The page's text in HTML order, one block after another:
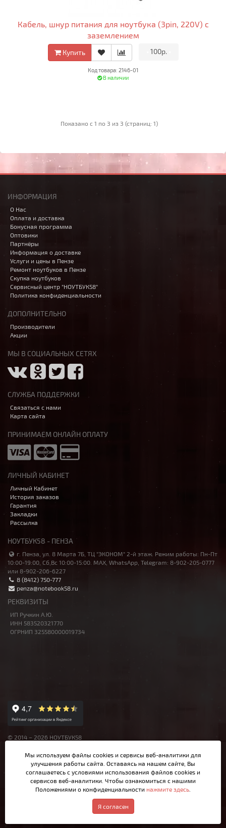
Кабель, шнур питания для ноутбука (3pin, 220V) с
заземлением
Купить 100р.
Код товара: 2146-01
В наличии
Показано с 1 по 3 из 3 (страниц: 1)
ИНФОРМАЦИЯ
О Нас
Оплата и доставка
Бонусная программа
Оптовики
Партнёры
Информация о доставке
Услуги и цены в Пензе
Ремонт ноутбуков в Пензе
Скупка ноутбуков
Сервисный центр "НОУТБУК58"
Политика конфиденциальности
ДОПОЛНИТЕЛЬНО
Производители
Акции
МЫ В СОЦИАЛЬНЫХ СЕТЯХ
СЛУЖБА ПОДДЕРЖКИ
Связаться с нами
Карта сайта
ПРИНИМАЕМ ОНЛАЙН ОПЛАТУ
ЛИЧНЫЙ КАБИНЕТ
Личный Кабинет
История заказов
Гарантия
Закладки
Рассылка
НОУТБУК58 - ПЕНЗА
г. Пенза, ул. 8 Марта 7Б, ТЦ "ЭКОНОМ" 2-й этаж. Режим работы: Пн-Пт
10:00-19:00, Сб,Вс 10:00-15:00. MAX, WhatsApp, Telegram: 8-902-205-0777
или 8-902-206-6227
8 (8412) 750-777
penza@notebook58.ru
РЕКВИЗИТЫ
ИП Ручкин А.Ю.
ИНН 583520321770
ОГРНИП 325580000019734
© 2014 – 2026 НОУТБУК58
материалы и цены на сайте не являются публичной офертой,
определяемой Ст.437 ГК РФ.
Написать в MAX
Мы используем файлы cookies и сервисы веб-аналитики для
улучшения работы сайта. Оставаясь на нашем сайте, Вы
соглашаетесь с условиями использования файлов cookies и
сервисов веб-аналитики. Чтобы ознакомиться с нашими
Положениями о конфиденциальности нажмите здесь
Я согласен